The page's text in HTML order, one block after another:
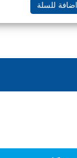
اضافة للسلة